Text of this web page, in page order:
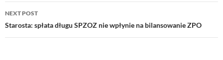
NEXT POST
Starosta: spłata długu SPZOZ nie wpłynie na bilansowanie ZPO